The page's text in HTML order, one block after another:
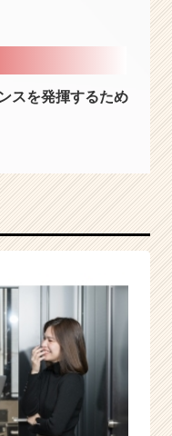
スを発揮するため